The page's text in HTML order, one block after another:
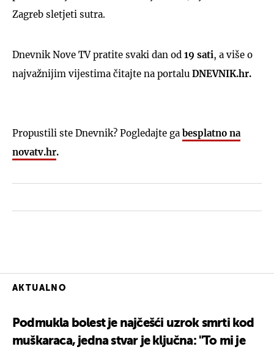
Zagreb sletjeti sutra.
Dnevnik Nove TV pratite svaki dan od 19 sati, a više o
najvažnijim vijestima čitajte na portalu DNEVNIK.hr.
Propustili ste Dnevnik? Pogledajte ga besplatno na
novatv.hr.
AKTUALNO
Podmukla bolest je najčešći uzrok smrti kod
muškaraca, jedna stvar je ključna: "To mi je